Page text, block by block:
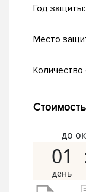
Год защиты:
Место
Количество
до
01